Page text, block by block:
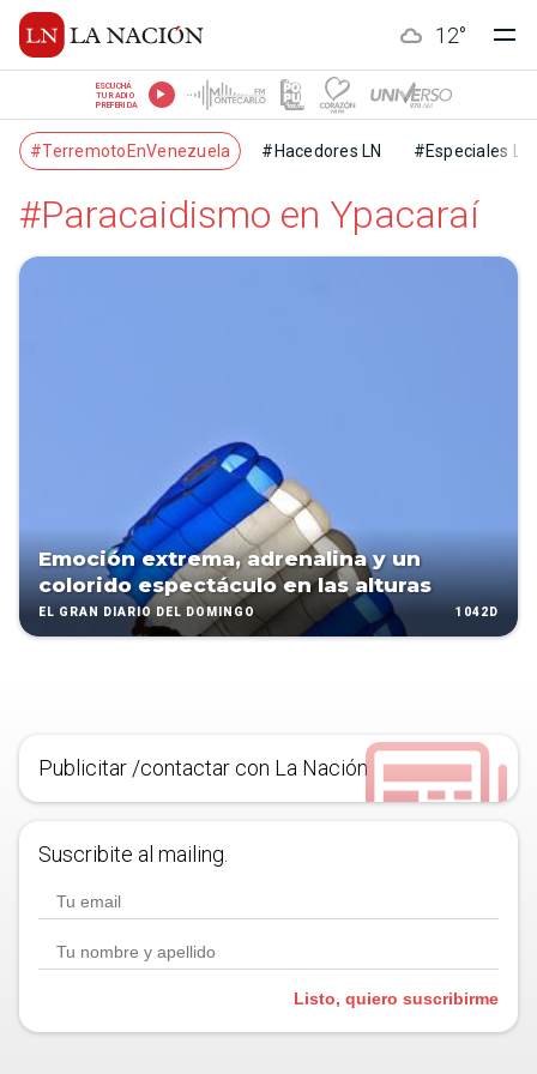
12°
ESCUCHÁ
TU RADIO
PREFERIDA
#TerremotoEnVenezuela #Hacedores LN #Especiales LN
#Paracaidismo en Ypacaraí
Emoción extrema, adrenalina y un
colorido espectáculo en las alturas
EL GRAN DIARIO DEL DOMINGO 1042D
Publicitar /contactar con La Nación
Suscribite al mailing.
Listo, quiero suscribirme